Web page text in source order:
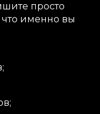
просто
именно вы